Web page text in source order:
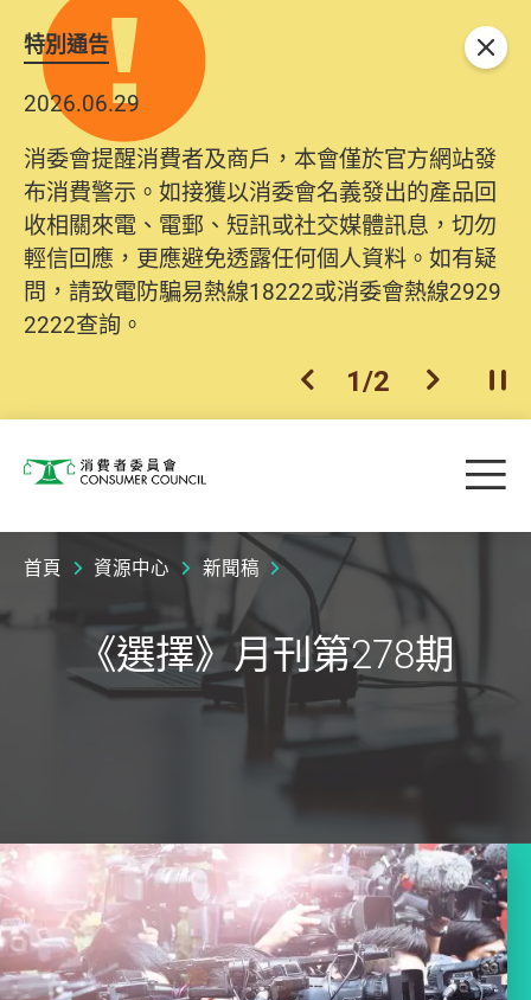
特別通告
2026.06.29
消委會提醒消費者及商戶，本會僅於官方網站發
布消費警示。如接獲以消委會名義發出的產品回
收相關來電、電郵、短訊或社交媒體訊息，切勿
輕信回應，更應避免透露任何個人資料。如有疑
問，請致電防騙易熱線18222或消委會熱線2929
2222查詢。
上一個
1/2 下一個開
關閉
消費者委員會 目
首頁 資源中心 新聞稿
《選擇》月刊第278期